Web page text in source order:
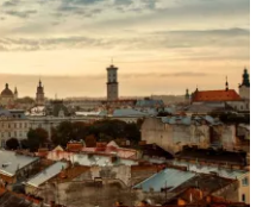
e-mailem